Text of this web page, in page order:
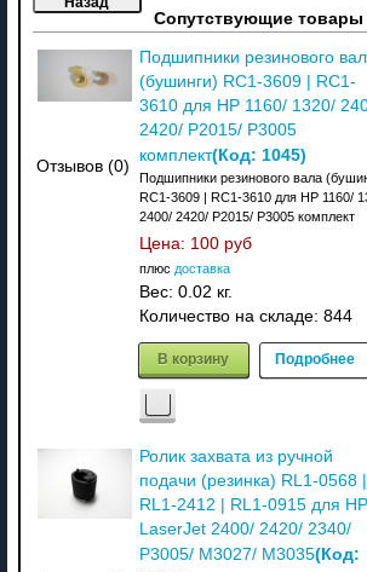
Сопутствующие товары
Отзывов (0)
Подшипники резинового
(бушинги) RC1-3609 | RC1-
3610 для HP 1160/ 1320/
2420/ P2015/ P3005
комплект(Код: 1045)
Подшипники резинового вала
RC1-3609 | RC1-3610 для HP 1160/
2400/ 2420/ P2015/ P3005 комплект
Цена: 100 руб
плюс доставка
Вес: 0.02 кг.
Количество на складе: 844
В корзину Подробнее
Ролик захвата из ручной
подачи (резинка) RL1-0568 |
RL1-2412 | RL1-0915 для HP
LaserJet 2400/ 2420/ 2340/
P3005/ M3027/ M3035(Код: